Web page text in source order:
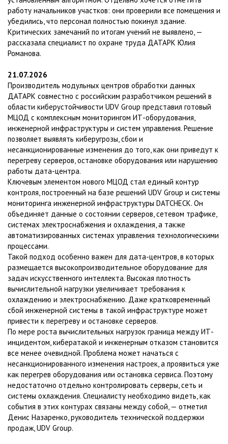
работу начальников участков: они проверили все помещения и
убедились, что персонал полностью покинул здание.
Критических замечаний по итогам учений не выявлено, —
рассказала специалист по охране труда ДАТАРК Юлия
Романова.
21.07.2026
Производитель модульных центров обработки данных
ДАТАРК совместно с российским разработчиком решений в
области киберустойчивости UDV Group представил готовый
МЦОД с комплексным мониторингом ИТ-оборудования,
инженерной инфраструктуры и систем управления. Решение
позволяет выявлять киберугрозы, сбои и
несанкционированные изменения до того, как они приведут к
перегреву серверов, остановке оборудования или нарушению
работы дата-центра.
Ключевым элементом нового МЦОД стал единый контур
контроля, построенный на базе решений UDV Group и системы
мониторинга инженерной инфраструктуры DATCHECK. Он
объединяет данные о состоянии серверов, сетевом трафике,
системах электроснабжения и охлаждения, а также
автоматизированных системах управления технологическими
процессами.
Такой подход особенно важен для дата-центров, в которых
размещается высокопроизводительное оборудование для
задач искусственного интеллекта. Высокая плотность
вычислительной нагрузки увеличивает требования к
охлаждению и электроснабжению. Даже кратковременный
сбой инженерной системы в такой инфраструктуре может
привести к перегреву и остановке серверов.
По мере роста вычислительных нагрузок граница между ИТ-
инцидентом, кибератакой и инженерным отказом становится
все менее очевидной. Проблема может начаться с
несанкционированного изменения настроек, а проявиться уже
как перегрев оборудования или остановка сервиса. Поэтому
недостаточно отдельно контролировать серверы, сеть и
системы охлаждения. Специалисту необходимо видеть, как
события в этих контурах связаны между собой, — отметил
Денис Назаренко, руководитель технической поддержки
продаж, UDV Group.